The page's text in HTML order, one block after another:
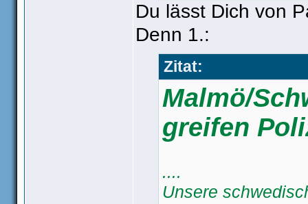
Du lässt Dich von
Denn 1.:
Zitat:
Malmö/
greifen
....
Unsere